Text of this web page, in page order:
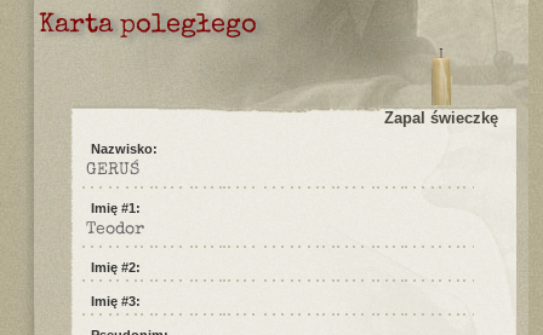
Karta poległego
Zapal świeczkę
Nazwisko:
GERUŚ
Imię #1:
Teodor
Imię #2:
Imię #3: